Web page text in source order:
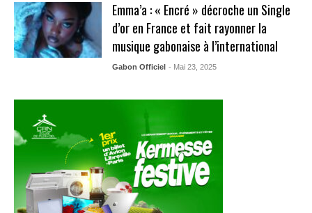
Emma’a : « Encré » décroche un Single
d’or en France et fait rayonner la
musique gabonaise à l’international
Gabon Officiel - Mai 23, 2025